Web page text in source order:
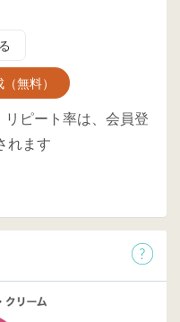
無料）
ピート率は、会員登
れます